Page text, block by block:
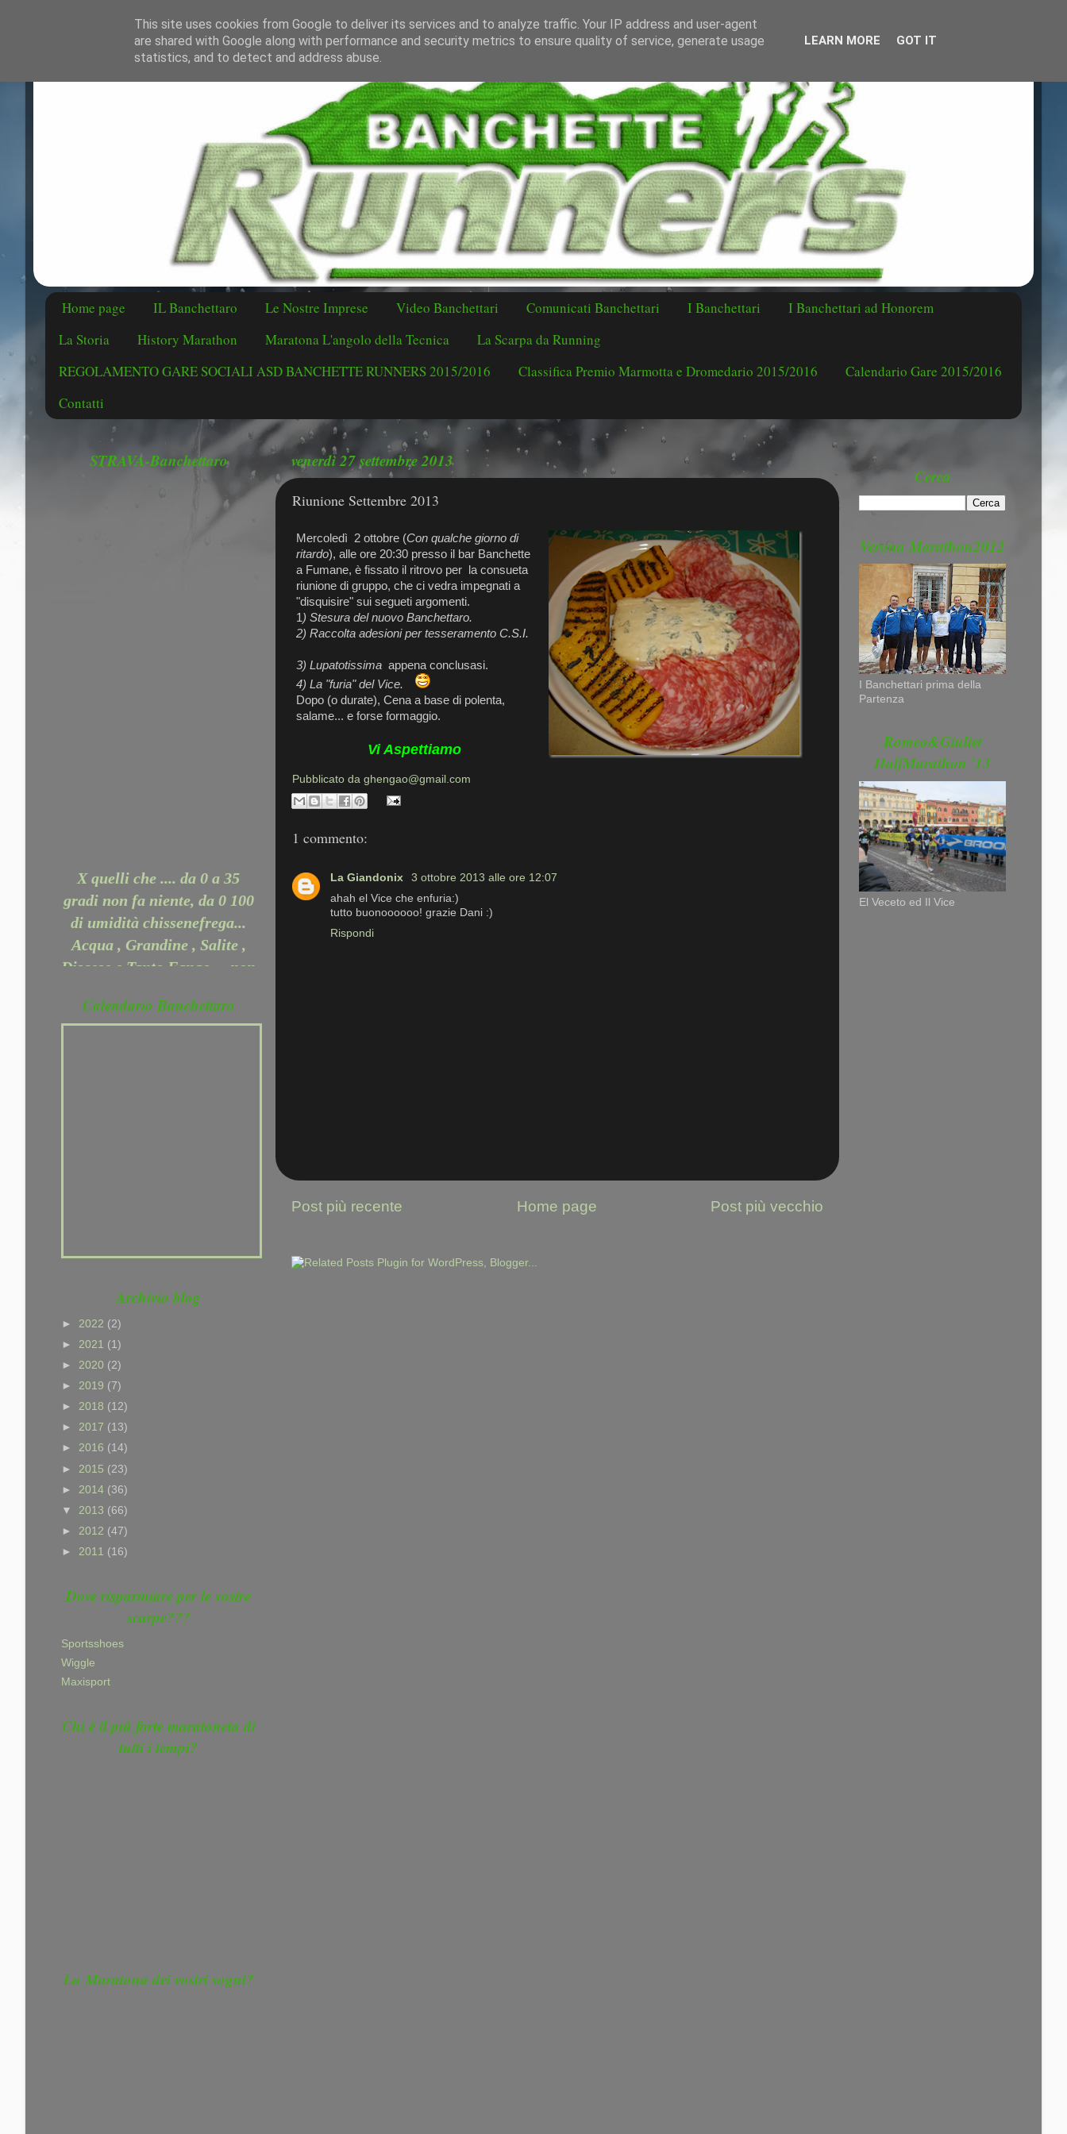
Home page IL Banchettaro Le Nostre Imprese Video Banchettari Comunicati Banchettari I Banchettari
I Banchettari ad Honorem
La Storia
History Marathon Maratona L'angolo della Tecnica
La Scarpa da Running
REGOLAMENTO GARE SOCIALI ASD BANCHETTE RUNNERS 2015/2016
Classifica Premio Marmotta e Dromedario 2015/2016
Calendario Gare 2015/2016
Contatti
venerdì 27 settembre 2013
Riunione Settembre 2013
Mercoledì 2 ottobre (Con qualche giorno di
ritardo), alle ore 20:30 presso il bar Banchette
a Fumane, è fissato il ritrovo per la consueta
riunione di gruppo, che ci vedra impegnati a
"disquisire" sui segueti argomenti.
1) Stesura del nuovo Banchettaro.
2) Raccolta adesioni per tesseramento C.S.I.
3) Lupatotissima appena conclusasi.
4) La "furia" del Vice.
Dopo (o durate), Cena a base di polenta,
salame... e forse formaggio.
Vi Aspettiamo
Pubblicato da ghengao@gmail.com
1 commento:
La Giandonix
3 ottobre 2013 alle ore 12:07
ahah el Vice che enfuria:)
tutto buonoooooo! grazie Dani :)
Rispondi
Post più recente Post più vecchio
Home page
STRAVA-Banchettaro
gradi non fa niente, da 0 100
di umidità chissenefrega...
Acqua , Grandine , Salite ,
Discese e Tanto Fango.... non
Puoi dire: non so giocare a
calcio, a tennis, a rugby o a
Calendario Banchettaro
Archivio blog
► 2022 (2)
► 2021 (1)
► 2020 (2)
► 2019 (7)
► 2018 (12)
► 2017 (13)
► 2016 (14)
► 2015 (23)
► 2014 (36)
▼ 2013 (66)
► 2012 (47)
► 2011 (16)
Dove risparmiare per le vostre
scarpe???
Sportsshoes
Wiggle
Maxisport
Chi è il più forte maratoneta di
tutti i tempi?
La Maratona dei vostri sogni?
Cerca
Verona Marathon2012
I Banchettari prima della
Partenza
Romeo&Giuliet
HalfMarathon '13
El Veceto ed Il Vice
This site uses cookies from Google to deliver its services and to analyze traffic. Your IP address and user-agent
are shared with Google along with performance and security metrics to ensure quality of service, generate usage
statistics, and to detect and address abuse.
LEARN MORE GOT IT